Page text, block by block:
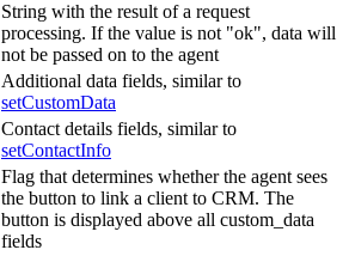
String with the result of a request
processing. If the value is not "ok", data will
not be passed on to the agent
Additional data fields, similar to
setCustomData
Contact details fields, similar to
setContactInfo
Flag that determines whether the agent sees
the button to link a client to CRM. The
button is displayed above all custom_data
fields